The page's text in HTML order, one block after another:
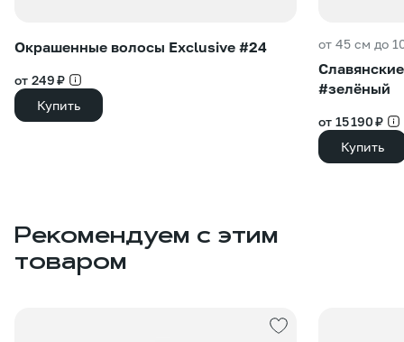
Окрашенные волосы Exclusive #24
от 249 ₽
Купить
от 45 см до
#зелёный
от 15 190 ₽
Купить
Рекомендуем с этим
товаром